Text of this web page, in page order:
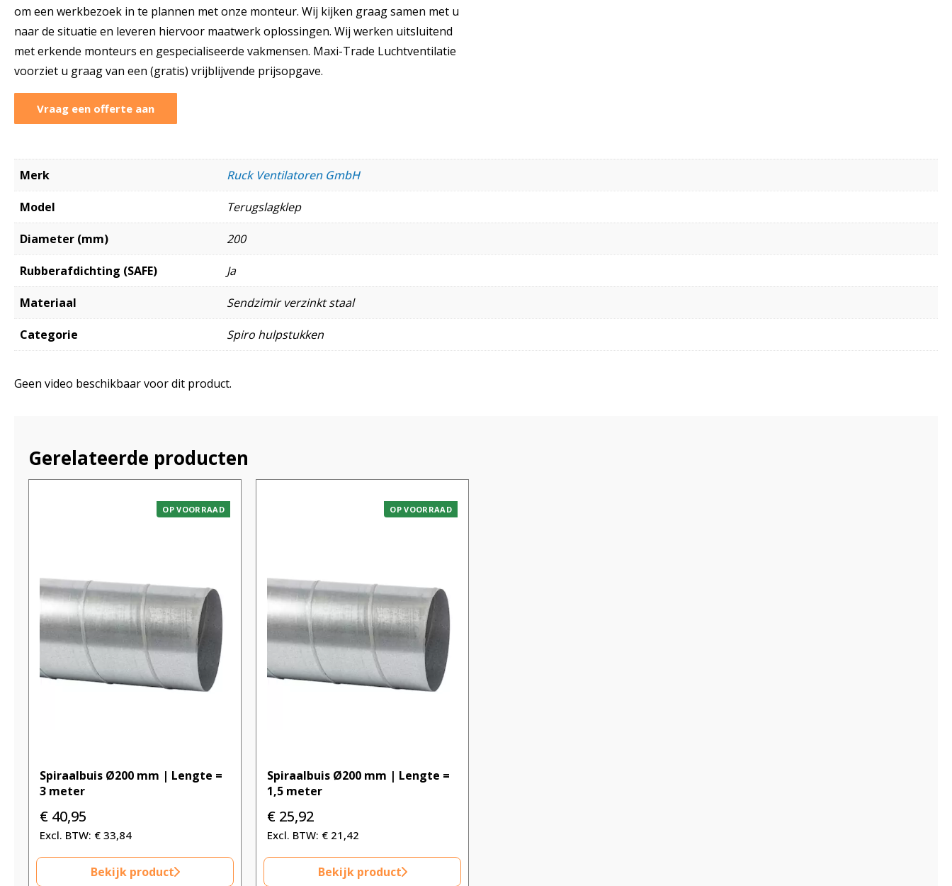
om een werkbezoek in te plannen met onze monteur. Wij kijken graag samen met u
naar de situatie en leveren hiervoor maatwerk oplossingen. Wij werken uitsluitend
met erkende monteurs en gespecialiseerde vakmensen. Maxi-Trade Luchtventilatie
voorziet u graag van een (gratis) vrijblijvende prijsopgave.
Vraag een offerte aan
Merk Ruck Ventilatoren GmbH
Model Terugslagklep
Diameter (mm) 200
Rubberafdichting (SAFE) Ja
Materiaal Sendzimir verzinkt staal
Categorie Spiro hulpstukken
Geen video beschikbaar voor dit product.
Gerelateerde producten
OP VOORRAAD
Spiraalbuis Ø200 mm | Lengte =
3 meter
€ 40,95
€ 33,84
Bekijk product
OP VOORRAAD
Spiraalbuis Ø200 mm | Lengte =
1,5 meter
€ 25,92
€ 21,42
Bekijk product